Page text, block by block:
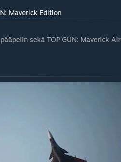
Maverick Edition
sekä TOP GUN: Maverick